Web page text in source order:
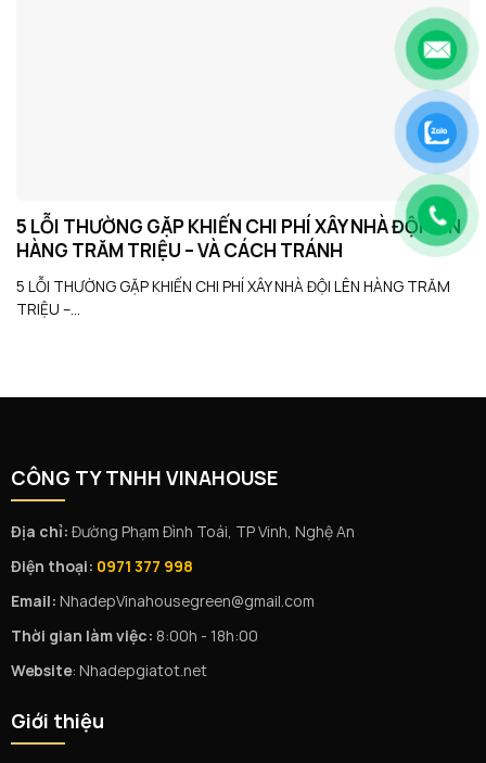
5 LỖI THƯỜNG GẶP KHIẾN CHI PHÍ XÂY NHÀ ĐỘI LÊN
HÀNG TRĂM TRIỆU – VÀ CÁCH TRÁNH
5 LỖI THƯỜNG GẶP KHIẾN CHI PHÍ XÂY NHÀ ĐỘI LÊN HÀNG TRĂM
TRIỆU –...
CÔNG TY TNHH VINAHOUSE
Địa chỉ: Đường Phạm Đình Toái, TP Vinh, Nghệ An
Điện thoại: 0971 377 998
Email: NhadepVinahousegreen@gmail.com
Thời gian làm việc: 8:00h - 18h:00
Website: Nhadepgiatot.net
Giới thiệu